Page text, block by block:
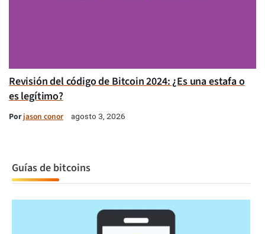
Revisión del código de Bitcoin 2024: ¿Es una estafa o
es legítimo?
Porjason conor agosto 3, 2026
Guías de bitcoins